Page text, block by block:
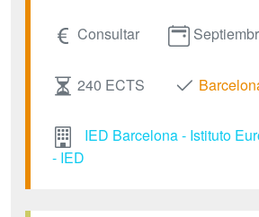
Consultar
240 ECTS
IED Barcelona - Istituto
- IED